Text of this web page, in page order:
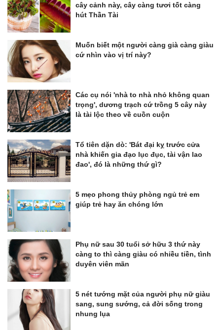
cây cảnh này, cây càng tươi tốt càng
hút Thần Tài
Muốn biết một người càng già càng giàu
cứ nhìn vào vị trí này?
Các cụ nói 'nhà to nhà nhỏ không quan
trọng', dương trạch cứ trồng 5 cây này
là tài lộc theo về cuồn cuộn
Tổ tiên dặn dò: 'Bát đại kỵ trước cửa
nhà khiến gia đạo lục đục, tài vận lao
đao', đó là những thứ gì?
5 mẹo phong thủy phòng ngủ trẻ em
giúp trẻ hay ăn chóng lớn
Phụ nữ sau 30 tuổi sở hữu 3 thứ này
càng to thì càng giàu có nhiều tiền, tình
duyên viên mãn
5 nét tướng mặt của người phụ nữ giàu
sang, sung sướng, cả đời sống trong
nhung lụa